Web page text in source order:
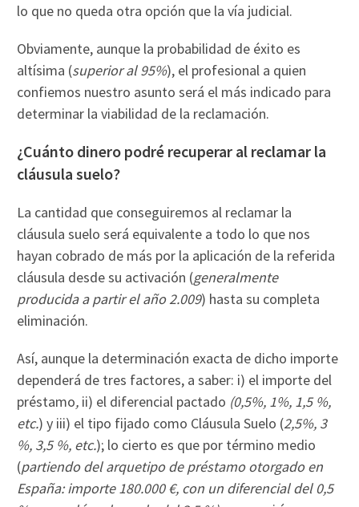
lo que no queda otra opción que la vía judicial.
Obviamente, aunque la probabilidad de éxito es
altísima (superior al 95%), el profesional a quien
confiemos nuestro asunto será el más indicado para
determinar la viabilidad de la reclamación.
¿Cuánto dinero podré recuperar al reclamar la
cláusula suelo?
La cantidad que conseguiremos al reclamar la
cláusula suelo será equivalente a todo lo que nos
hayan cobrado de más por la aplicación de la referida
cláusula desde su activación (generalmente
producida a partir el año 2.009) hasta su completa
eliminación.
Así, aunque la determinación exacta de dicho importe
dependerá de tres factores, a saber: i) el importe del
préstamo, ii) el diferencial pactado (0,5%, 1%, 1,5 %,
etc.) y iii) el tipo fijado como Cláusula Suelo (2,5%, 3
%, 3,5 %, etc.); lo cierto es que por término medio
(partiendo del arquetipo de préstamo otorgado en
España: importe 180.000 €, con un diferencial del 0,5